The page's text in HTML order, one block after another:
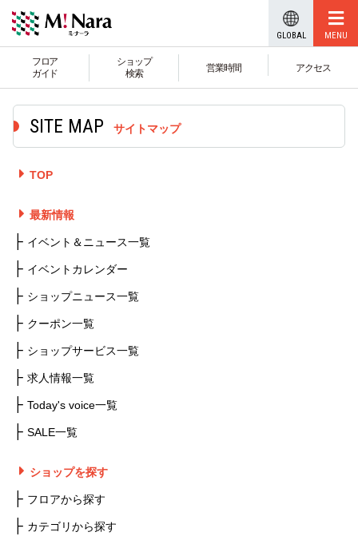
GLOBAL
フロア
ガイド
ショップ
検索
営業時間 アクセス
サイトマップ
TOP
最新情報
イベント＆ニュース一覧
イベントカレンダー
ショップニュース一覧
クーポン一覧
ショップサービス一覧
求人情報一覧
Today's voice一覧
SALE一覧
ショップを探す
フロアから探す
カテゴリから探す